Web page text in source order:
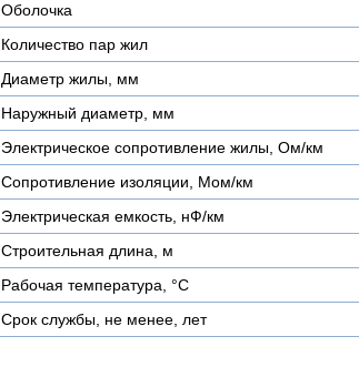
Оболочка
Количество пар жил
Диаметр жилы, мм
Наружный диаметр, мм
Электрическое сопротивление жилы, Ом/км
Сопротивление изоляции, Мом/км
Электрическая емкость, нФ/км
Строительная длина, м
Рабочая температура, °С
Срок службы, не менее, лет